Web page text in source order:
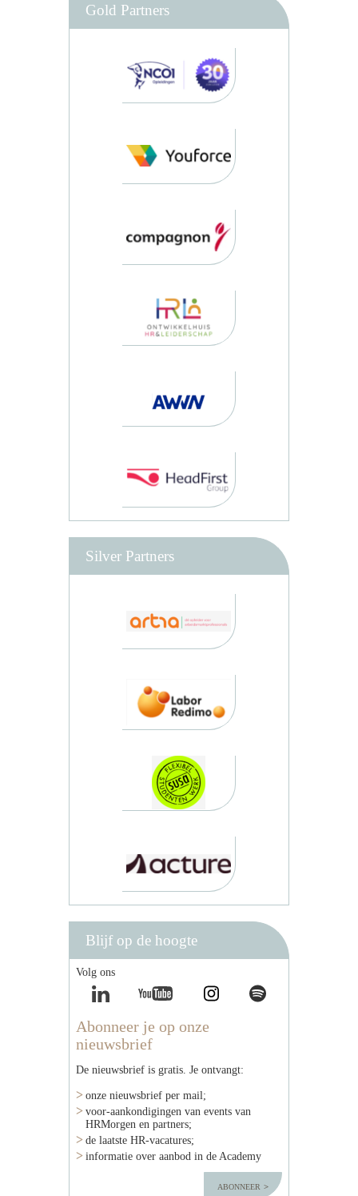
Gold Partners
Silver Partners
Blijf op de hoogte
Volg ons
Abonneer je op onze
nieuwsbrief
De nieuwsbrief is gratis. Je ontvangt:
onze nieuwsbrief per mail;
voor-aankondigingen van events van
HRMorgen en partners;
de laatste HR-vacatures;
informatie over aanbod in de Academy
abonneer